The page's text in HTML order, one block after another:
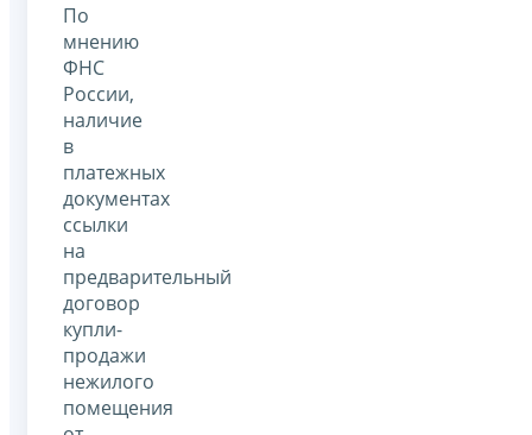
По
мнению
ФНС
России,
наличие
в
платежных
документах
ссылки
на
предварительный
договор
купли-
продажи
нежилого
помещения